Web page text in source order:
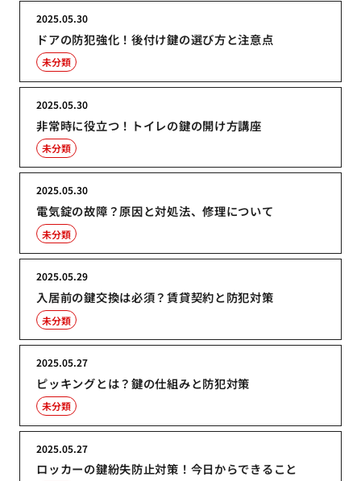
ドアの防犯強化！後付け鍵の選び方と注意点
2025.05.30
未分類
非常時に役立つ！トイレの鍵の開け方講座
2025.05.30
未分類
電気錠の故障？原因と対処法、修理について
2025.05.30
未分類
入居前の鍵交換は必須？賃貸契約と防犯対策
2025.05.29
未分類
ピッキングとは？鍵の仕組みと防犯対策
2025.05.27
未分類
ロッカーの鍵紛失防止対策！今日からできること
2025.05.27